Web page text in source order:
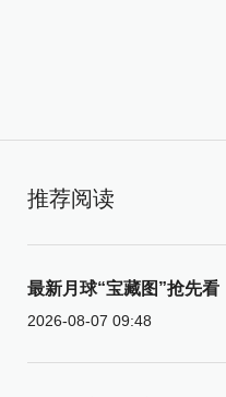
推荐阅读
最新月球“宝藏图”抢先看
2026-08-07 09:48